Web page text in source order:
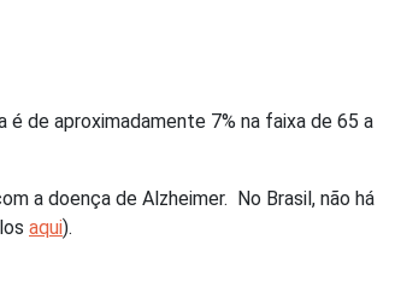
é de aproximadamente 7% na faixa de 65 a
a doença de Alzheimer. No Brasil, não há
aqui).